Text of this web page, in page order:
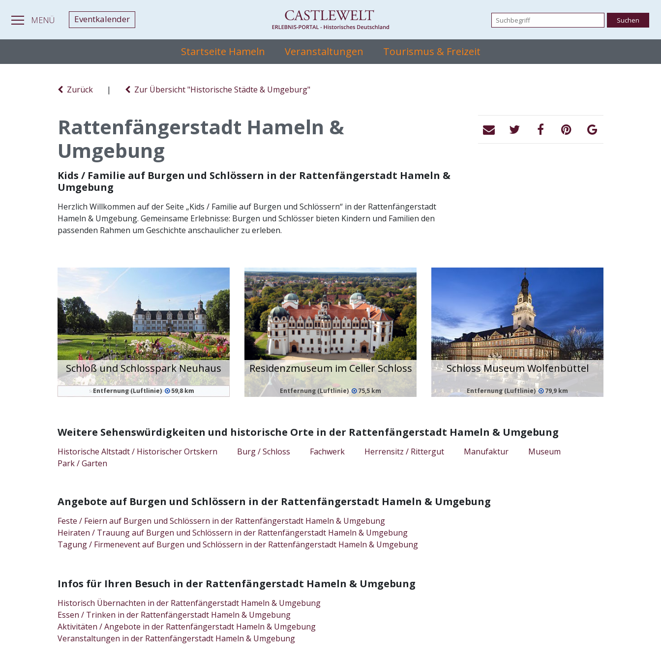
MENÜ Eventkalender
Startseite Hameln Veranstaltungen Tourismus & Freizeit
Zurück | Zur Übersicht "Historische Städte & Umgeburg"
Rattenfängerstadt Hameln &
Umgebung
Kids / Familie auf Burgen und Schlössern in der Rattenfängerstadt Hameln &
Umgebung
Herzlich Willkommen auf der Seite „Kids / Familie auf Burgen und Schlössern“ in der Rattenfängerstadt
Hameln & Umgebung. Gemeinsame Erlebnisse: Burgen und Schlösser bieten Kindern und Familien den
passenden Rahmen um Geschichte anschaulicher zu erleben.
Schloß und Schlosspark Neuhaus
Entfernung (Luftlinie) 59,8 km
Residenzmuseum im Celler Schloss
Entfernung (Luftlinie) 75,5 km
Schloss Museum Wolfenbüttel
Entfernung (Luftlinie) 79,9 km
Weitere Sehenswürdigkeiten und historische Orte in der Rattenfängerstadt Hameln & Umgebung
Historische Altstadt / Historischer Ortskern Burg / Schloss Fachwerk Herrensitz / Rittergut Manufaktur
Museum
Park / Garten
Angebote auf Burgen und Schlössern in der Rattenfängerstadt Hameln & Umgebung
Feste / Feiern auf Burgen und Schlössern in der Rattenfängerstadt Hameln & Umgebung
Heiraten / Trauung auf Burgen und Schlössern in der Rattenfängerstadt Hameln & Umgebung
Tagung / Firmenevent auf Burgen und Schlössern in der Rattenfängerstadt Hameln & Umgebung
Infos für Ihren Besuch in der Rattenfängerstadt Hameln & Umgebung
Historisch Übernachten in der Rattenfängerstadt Hameln & Umgebung
Essen / Trinken in der Rattenfängerstadt Hameln & Umgebung
Aktivitäten / Angebote in der Rattenfängerstadt Hameln & Umgebung
Veranstaltungen in der Rattenfängerstadt Hameln & Umgebung